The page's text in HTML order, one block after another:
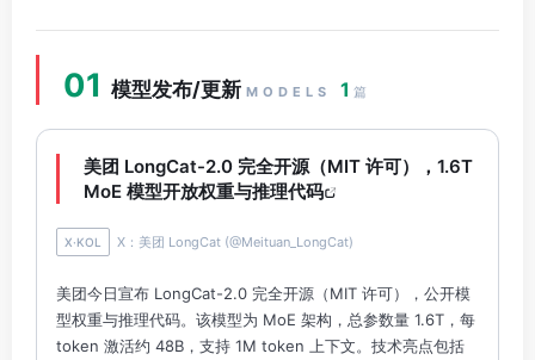
01 模型发布/更新 MODELS 1 篇
美团 LongCat-2.0 完全开源（MIT 许可），1.6T
MoE 模型开放权重与推理代码
X·KOL X：美团 LongCat (@Meituan_LongCat)
美团今日宣布 LongCat-2.0 完全开源（MIT 许可），公开模
型权重与推理代码。该模型为 MoE 架构，总参数量 1.6T，每
token 激活约 48B，支持 1M token 上下文。技术亮点包括